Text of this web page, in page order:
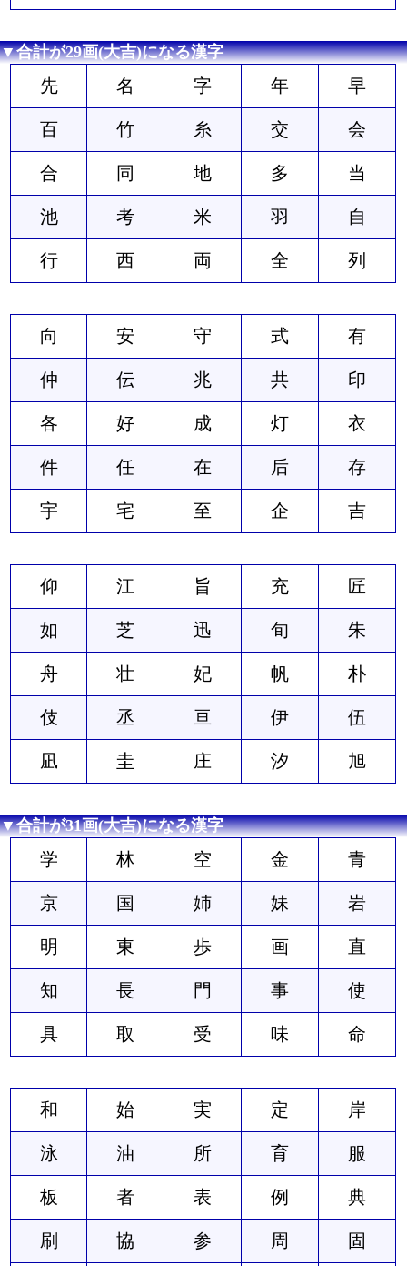
▼合計が29画(大吉)になる漢字
先 名 字 年 早
百 竹 糸 交 会
合 同 地 多 当
池 考 米 羽 自
行 西 両 全 列
向 安 守 式 有
仲 伝 兆 共 印
各 好 成 灯 衣
件 任 在 后 存
宇 宅 至 企 吉
仰 江 旨 充 匠
如 芝 迅 旬 朱
舟 壮 妃 帆 朴
伎 丞 亘 伊 伍
凪 圭 庄 汐 旭
▼合計が31画(大吉)になる漢字
学 林 空 金 青
京 国 姉 妹 岩
明 東 歩 画 直
知 長 門 事 使
具 取 受 味 命
和 始 実 定 岸
泳 油 所 育 服
板 者 表 例 典
刷 協 参 周 固